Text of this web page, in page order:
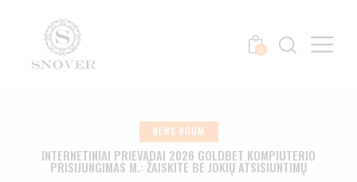
0
NEWS ROOM
INTERNETINIAI PRIEVADAI 2026 GOLDBET KOMPIUTERIO
PRISIJUNGIMAS M.: ŽAISKITE BE JOKIŲ ATSISIUNTIMŲ